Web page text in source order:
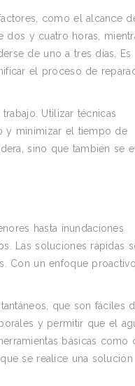
como el alcance
dos y cuatro horas,
de uno a tres días. Es
el proceso de
Utilizar técnicas
y minimizar el tiempo de
sino que también se
hasta inundaciones
Las soluciones rápidas
Con un enfoque
que son fáciles
y permitir que el
básicas como
se realice una solución